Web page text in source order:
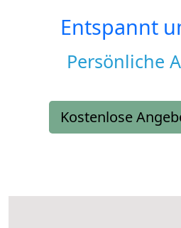
Entspannt
Persönliche
Kostenlose